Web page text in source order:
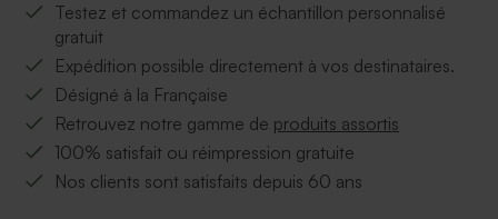
Testez et commandez un échantillon personnalisé
gratuit
Expédition possible directement à vos destinataires.
Désigné à la Française
Retrouvez notre gamme de produits assortis
100% satisfait ou réimpression gratuite
Nos clients sont satisfaits depuis 60 ans